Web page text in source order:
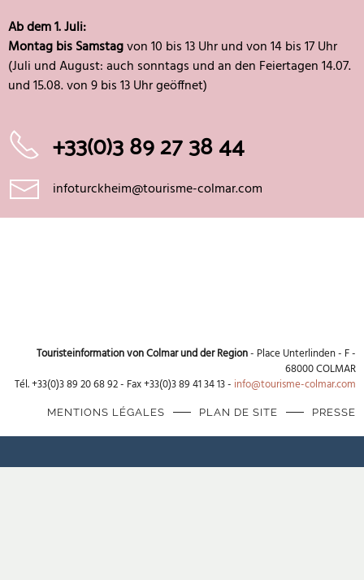
Ab dem 1. Juli:
Montag bis Samstagvon 10 bis 13 Uhr und von 14 bis 17 Uhr
(Juli und August: auch sonntags und an den Feiertagen 14.07.
und 15.08. von 9 bis 13 Uhr geöffnet)
+33(0)3 89 27 38 44
infoturckheim@tourisme-colmar.com
Touristeinformation von Colmar und der Region- Place Unterlinden - F -
68000 COLMAR
Tél. +33(0)3 89 20 68 92 - Fax +33(0)3 89 41 34 13 - info@tourisme-colmar.com
MENTIONS LÉGALES PLAN DE SITE PRESSE